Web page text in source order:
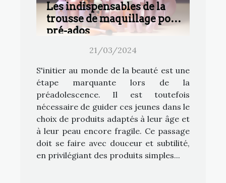
Les indispensables de la
trousse de maquillage pour
pré-ados
21/03/2024
S'initier au monde de la beauté est une
étape marquante lors de la
préadolescence. Il est toutefois
nécessaire de guider ces jeunes dans le
choix de produits adaptés à leur âge et
à leur peau encore fragile. Ce passage
doit se faire avec douceur et subtilité,
en privilégiant des produits simples...